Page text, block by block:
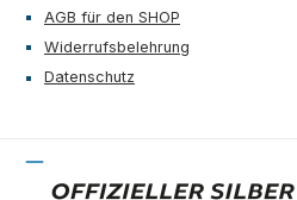
AGB für den SHOP
Widerrufsbelehrung
Datenschutz